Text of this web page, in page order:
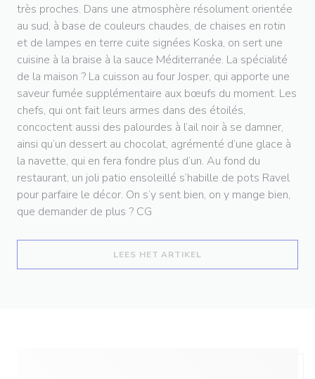
très proches. Dans une atmosphère résolument orientée
au sud, à base de couleurs chaudes, de chaises en rotin
et de lampes en terre cuite signées Koska, on sert une
cuisine à la braise à la sauce Méditerranée. La spécialité
de la maison ? La cuisson au four Josper, qui apporte une
saveur fumée supplémentaire aux bœufs du moment. Les
chefs, qui ont fait leurs armes dans des étoilés,
concoctent aussi des palourdes à l’ail noir à se damner,
ainsi qu’un dessert au chocolat, agrémenté d’une glace à
la navette, qui en fera fondre plus d’un. Au fond du
restaurant, un joli patio ensoleillé s’habille de pots Ravel
pour parfaire le décor. On s’y sent bien, on y mange bien,
que demander de plus ? CG
LEES HET ARTIKEL